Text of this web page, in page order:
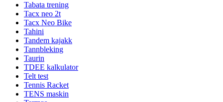
Tabata trening
Tacx neo 2t
Tacx Neo Bike
Tahini
Tandem kajakk
Tannbleking
Taurin
TDEE kalkulator
Telt test
Tennis Racket
TENS maskin